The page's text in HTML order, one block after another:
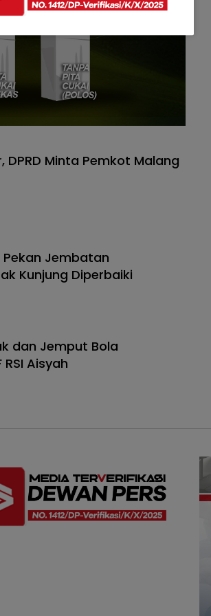
DPRD Minta Pemkot Malang
Pekan Jembatan
Kunjung Diperbaiki
dan Jemput Bola
Aisyah